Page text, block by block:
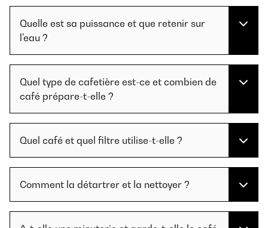
Quelle est sa puissance et que retenir sur
l'eau ?
Quel type de cafetière est-ce et combien de
café prépare-t-elle ?
Quel café et quel filtre utilise-t-elle ?
Comment la détartrer et la nettoyer ?